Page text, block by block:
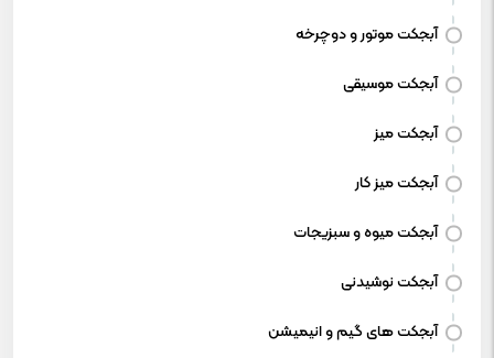
آبجکت موتور و دوچرخه
آبجکت موسیقی
آبجکت میز
آبجکت میز کار
آبجکت میوه و سبزیجات
آبجکت نوشیدنی
آبجکت های گیم و انیمیشن